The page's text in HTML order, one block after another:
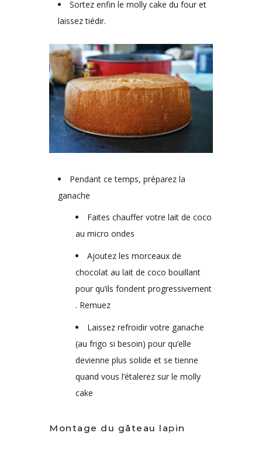
Sortez enfin le molly cake du four et
laissez tiédir.
Pendant ce temps, préparez la
ganache
Faites chauffer votre lait de coco
au micro ondes
Ajoutez les morceaux de
chocolat au lait de coco bouillant
pour qu’ils fondent progressivement
. Remuez
Laissez refroidir votre ganache
(au frigo si besoin) pour qu’elle
devienne plus solide et se tienne
quand vous l’étalerez sur le molly
cake
Montage du gâteau lapin